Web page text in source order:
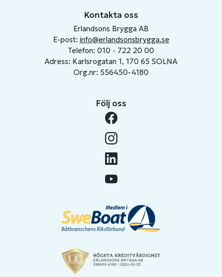
Kontakta oss
Erlandsons Brygga AB
E-post: info@erlandsonsbrygga.se
Telefon: 010 - 722 20 00
Adress: Karlsrogatan 1, 170 65 SOLNA
Org.nr: 556450-4180
Följ oss